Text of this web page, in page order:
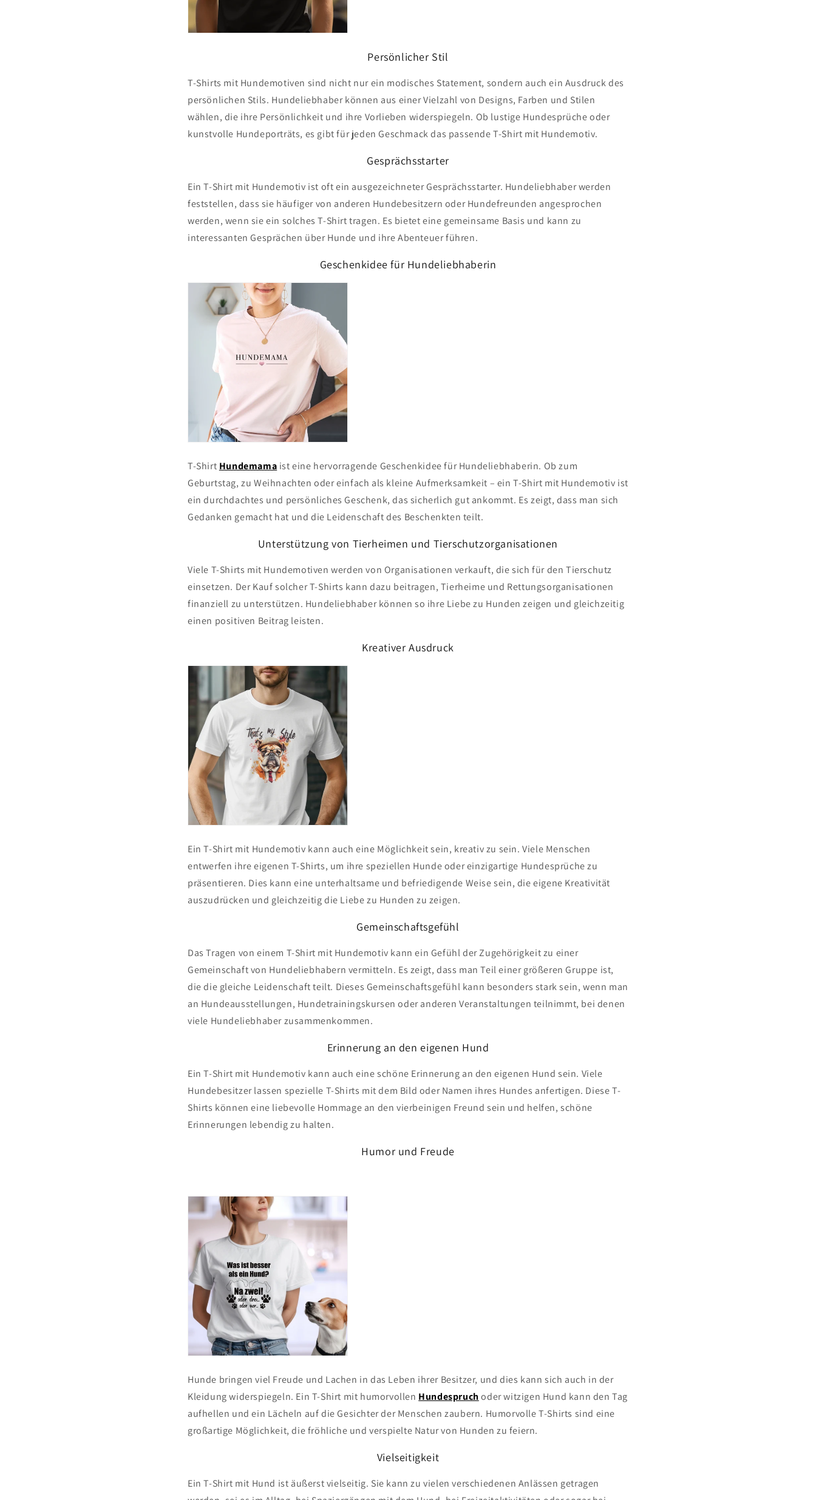
Persönlicher Stil
T-Shirts mit Hundemotiven sind nicht nur ein modisches Statement, sondern auch ein Ausdruck des
persönlichen Stils. Hundeliebhaber können aus einer Vielzahl von Designs, Farben und Stilen
wählen, die ihre Persönlichkeit und ihre Vorlieben widerspiegeln. Ob lustige Hundesprüche oder
kunstvolle Hundeporträts, es gibt für jeden Geschmack das passende T-Shirt mit Hundemotiv.
Gesprächsstarter
Ein T-Shirt mit Hundemotiv ist oft ein ausgezeichneter Gesprächsstarter. Hundeliebhaber werden
feststellen, dass sie häufiger von anderen Hundebesitzern oder Hundefreunden angesprochen
werden, wenn sie ein solches T-Shirt tragen. Es bietet eine gemeinsame Basis und kann zu
interessanten Gesprächen über Hunde und ihre Abenteuer führen.
Geschenkidee für Hundeliebhaberin
T-Shirt Hundemama ist eine hervorragende Geschenkidee für Hundeliebhaberin. Ob zum
Geburtstag, zu Weihnachten oder einfach als kleine Aufmerksamkeit – ein T-Shirt mit Hundemotiv ist
ein durchdachtes und persönliches Geschenk, das sicherlich gut ankommt. Es zeigt, dass man sich
Gedanken gemacht hat und die Leidenschaft des Beschenkten teilt.
Unterstützung von Tierheimen und Tierschutzorganisationen
Viele T-Shirts mit Hundemotiven werden von Organisationen verkauft, die sich für den Tierschutz
einsetzen. Der Kauf solcher T-Shirts kann dazu beitragen, Tierheime und Rettungsorganisationen
finanziell zu unterstützen. Hundeliebhaber können so ihre Liebe zu Hunden zeigen und gleichzeitig
einen positiven Beitrag leisten.
Kreativer Ausdruck
Ein T-Shirt mit Hundemotiv kann auch eine Möglichkeit sein, kreativ zu sein. Viele Menschen
entwerfen ihre eigenen T-Shirts, um ihre speziellen Hunde oder einzigartige Hundesprüche zu
präsentieren. Dies kann eine unterhaltsame und befriedigende Weise sein, die eigene Kreativität
auszudrücken und gleichzeitig die Liebe zu Hunden zu zeigen.
Gemeinschaftsgefühl
Das Tragen von einem T-Shirt mit Hundemotiv kann ein Gefühl der Zugehörigkeit zu einer
Gemeinschaft von Hundeliebhabern vermitteln. Es zeigt, dass man Teil einer größeren Gruppe ist,
die die gleiche Leidenschaft teilt. Dieses Gemeinschaftsgefühl kann besonders stark sein, wenn man
an Hundeausstellungen, Hundetrainingskursen oder anderen Veranstaltungen teilnimmt, bei denen
viele Hundeliebhaber zusammenkommen.
Erinnerung an den eigenen Hund
Ein T-Shirt mit Hundemotiv kann auch eine schöne Erinnerung an den eigenen Hund sein. Viele
Hundebesitzer lassen spezielle T-Shirts mit dem Bild oder Namen ihres Hundes anfertigen. Diese T-
Shirts können eine liebevolle Hommage an den vierbeinigen Freund sein und helfen, schöne
Erinnerungen lebendig zu halten.
Humor und Freude
Hunde bringen viel Freude und Lachen in das Leben ihrer Besitzer, und dies kann sich auch in der
Kleidung widerspiegeln. Ein T-Shirt mit humorvollen Hundespruchoder witzigen Hund kann den Tag
aufhellen und ein Lächeln auf die Gesichter der Menschen zaubern. Humorvolle T-Shirts sind eine
großartige Möglichkeit, die fröhliche und verspielte Natur von Hunden zu feiern.
Vielseitigkeit
Ein T-Shirt mit Hund ist äußerst vielseitig. Sie kann zu vielen verschiedenen Anlässen getragen